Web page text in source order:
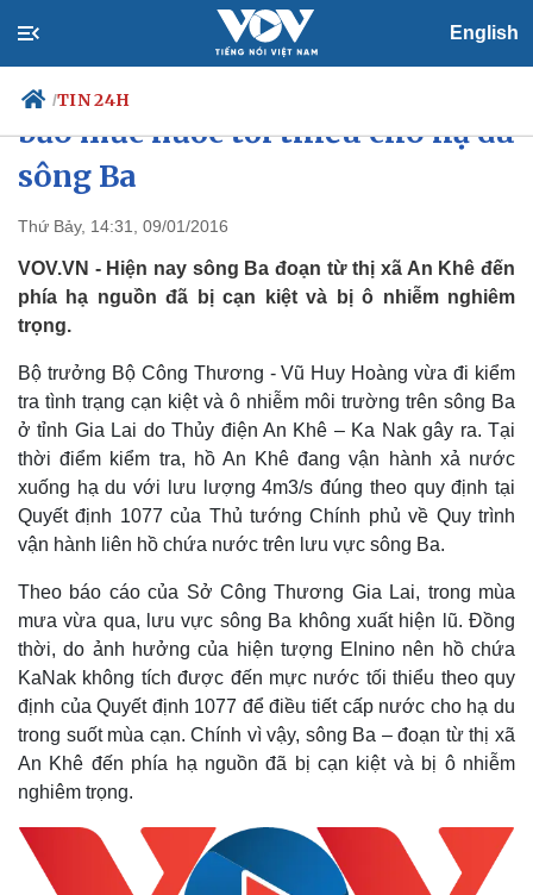
English
/TIN 24H
Chính trị
Tổ chức nhân sự
Quốc hội
Nhận diện sự thật
Tin 24h
Dự báo thời tiết
Giáo dục
Biển đảo
Bộ trưởng Vũ Huy Hoàng: Đảm
bảo mức nước tối thiểu cho hạ du
sông Ba
Thứ Bảy, 14:31, 09/01/2016
VOV.VN - Hiện nay sông Ba đoạn từ thị xã An Khê đến
phía hạ nguồn đã bị cạn kiệt và bị ô nhiễm nghiêm
trọng.
Bộ trưởng Bộ Công Thương - Vũ Huy Hoàng vừa đi kiểm
tra tình trạng cạn kiệt và ô nhiễm môi trường trên sông Ba
ở tỉnh Gia Lai do Thủy điện An Khê – Ka Nak gây ra. Tại
thời điểm kiểm tra, hồ An Khê đang vận hành xả nước
xuống hạ du với lưu lượng 4m3/s đúng theo quy định tại
Quyết định 1077 của Thủ tướng Chính phủ về Quy trình
vận hành liên hồ chứa nước trên lưu vực sông Ba.
Theo báo cáo của Sở Công Thương Gia Lai, trong mùa
mưa vừa qua, lưu vực sông Ba không xuất hiện lũ. Đồng
thời, do ảnh hưởng của hiện tượng Elnino nên hồ chứa
KaNak không tích được đến mực nước tối thiểu theo quy
định của Quyết định 1077 để điều tiết cấp nước cho hạ du
trong suốt mùa cạn. Chính vì vậy, sông Ba – đoạn từ thị xã
An Khê đến phía hạ nguồn đã bị cạn kiệt và bị ô nhiễm
nghiêm trọng.